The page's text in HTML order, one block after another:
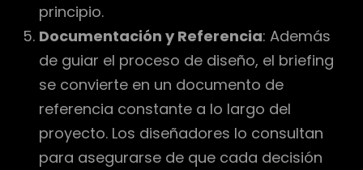
principio.
Documentación y Referencia: Además
de guiar el proceso de diseño, el briefing
se convierte en un documento de
referencia constante a lo largo del
proyecto. Los diseñadores lo consultan
para asegurarse de que cada decisión